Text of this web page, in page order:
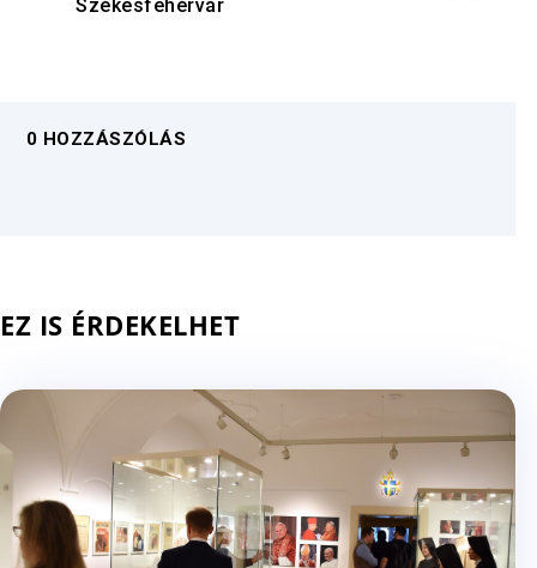
Székesfehérvár
0 HOZZÁSZÓLÁS
EZ IS ÉRDEKELHET